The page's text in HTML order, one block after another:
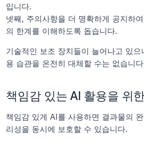
입니다.
넷째, 주의사항을 더 명확하게 공지하
의 한계를 이해하도록 돕습니다.
기술적인 보조 장치들이 늘어나고 있
용 습관을 온전히 대체할 수는 없습니
책임감 있는 AI 활용을 위
책임감 있게 AI를 사용하면 결과물의
리성을 동시에 보호할 수 있습니다.